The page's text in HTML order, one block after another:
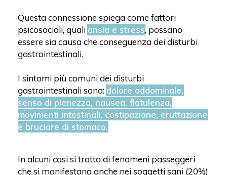
Questa connessione spiega come fattori
psicosociali, quali ansia e stress, possano
essere sia causa che conseguenza dei disturbi
gastrointestinali.
I sintomi più comuni dei disturbi
gastrointestinali sono: dolore addominale,
senso di pienezza, nausea, flatulenza,
movimenti intestinali, costipazione, eruttazione
e bruciore di stomaco.
In alcuni casi si tratta di fenomeni passeggeri
che si manifestano anche nei soggetti sani (20%)